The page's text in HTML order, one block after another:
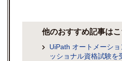
他のおすすめ記事はこ
UiPath オートメーシ
ッショナル資格試験